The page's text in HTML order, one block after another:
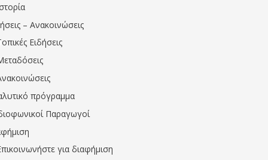
– Ανακοινώσεις
Ειδήσεις
πρόγραμμα
Παραγωγοί
για διαφήμιση